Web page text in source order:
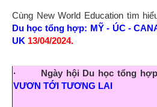
Cùng New World Education tìm
Du học tổng hợp: MỸ - ÚC -
UK 13/04/2024.
· Ngày hội Du học tổng
VƯƠN TỚI TƯƠNG LAI